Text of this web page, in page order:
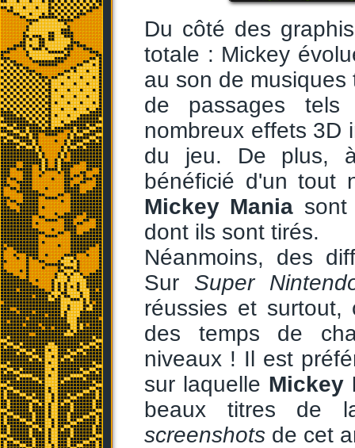
Du côté des
totale : Mickey
au son de
de passages
nombreux effets 3D
du jeu. De plus,
bénéficié d'un tout
Mickey Mania sont
dont ils sont tirés.
Néanmoins, des
Sur Super
réussies et
des temps de
niveaux ! Il est
sur laquelle Mickey
beaux titres de
screenshots de cet